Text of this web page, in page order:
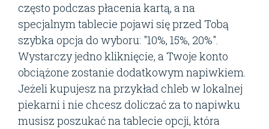
często podczas płacenia kartą, a na
specjalnym tablecie pojawi się przed Tobą
szybka opcja do wyboru: "10%, 15%, 20%".
Wystarczy jedno kliknięcie, a Twoje konto
obciążone zostanie dodatkowym napiwkiem.
Jeżeli kupujesz na przykład chleb w lokalnej
piekarni i nie chcesz doliczać za to napiwku
musisz poszukać na tablecie opcji, która